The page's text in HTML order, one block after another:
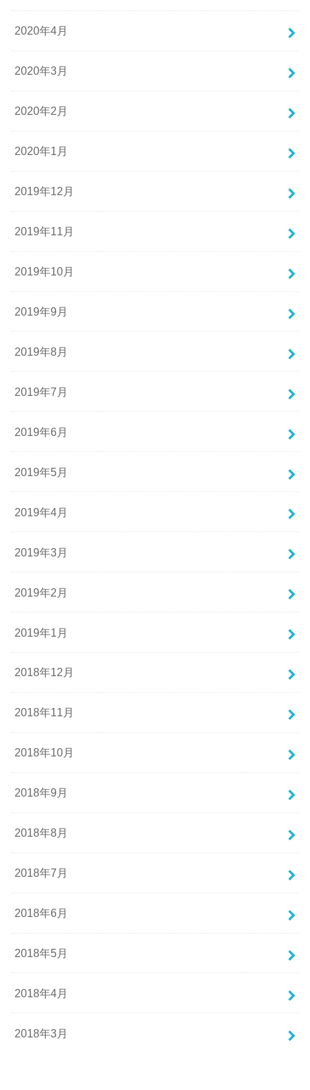
2020年4月
2020年3月
2020年2月
2020年1月
2019年12月
2019年11月
2019年10月
2019年9月
2019年8月
2019年7月
2019年6月
2019年5月
2019年4月
2019年3月
2019年2月
2019年1月
2018年12月
2018年11月
2018年10月
2018年9月
2018年8月
2018年7月
2018年6月
2018年5月
2018年4月
2018年3月